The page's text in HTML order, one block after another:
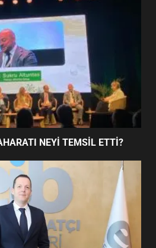
TÜRK BAHARATI
ETTİ?
KRİTİK ATAMA:
NE
NE BAŞARDI?
MÜZELERİNDE SÜRE
NE DEĞİŞTİ?
NEYİ TEMSİL ETTİ?